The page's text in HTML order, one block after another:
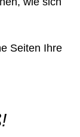
Seiten Ihre